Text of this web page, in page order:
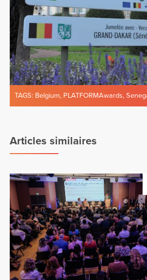
TAGS: Belgium, PLATFORMAwards,
Articles similaires